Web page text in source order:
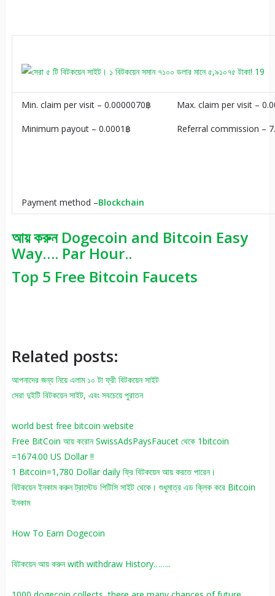
Min. claim per visit – 0.0000070฿ Max. claim per visit –
Minimum payout – 0.0001฿ Referral commission –
Payment method –Blockchain
আয় করুন Dogecoin and Bitcoin Easy
Way…. Par Hour..
Top 5 Free Bitcoin Faucets
Related posts:
আপনাদের জন্য নিয়ে এলাম ১০ টা ফ্রী বিটকয়েন সাইট
সেরা দুইটি বিটকয়েন সাইট, এবং সবচেয়ে পুরাতন
world best free bitcoin website
Free BitCoin আয় করোন SwissAdsPaysFaucet থেকে 1bitcoin
=1674.00 US Dollar !!
1 Bitcoin=1,780 Dollar daily ফ্রি বিটকয়েন আয় করতে পারেন।
বিটকয়েন ইনকাম করুন ট্রাস্টেড পিটিসি সাইট থেকে। শুধুমাত্র এড ক্লিক করে Bitcoin
ইনকাম
How To Earn Dogecoin
বিটকয়েন আয় করুন with withdraw History……..